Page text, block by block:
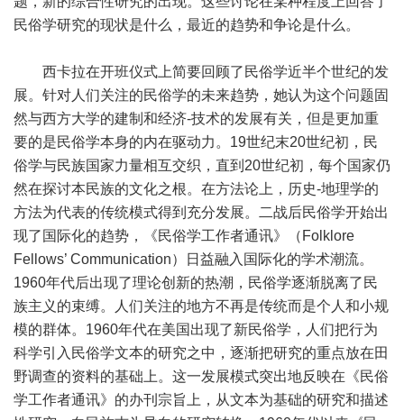
民俗学研究的现状是什么，最近的趋势和争论是什么。
西卡拉在开班仪式上简要回顾了民俗学近半个世纪的发
展。针对人们关注的民俗学的未来趋势，她认为这个问题固
然与西方大学的建制和经济-技术的发展有关，但是更加重
要的是民俗学本身的内在驱动力。19世纪末20世纪初，民
俗学与民族国家力量相互交织，直到20世纪初，每个国家仍
然在探讨本民族的文化之根。在方法论上，历史-地理学的
方法为代表的传统模式得到充分发展。二战后民俗学开始出
现了国际化的趋势，《民俗学工作者通讯》（Folklore
Fellows’ Communication）日益融入国际化的学术潮流。
1960年代后出现了理论创新的热潮，民俗学逐渐脱离了民
族主义的束缚。人们关注的地方不再是传统而是个人和小规
模的群体。1960年代在美国出现了新民俗学，人们把行为
科学引入民俗学文本的研究之中，逐渐把研究的重点放在田
野调查的资料的基础上。这一发展模式突出地反映在《民俗
学工作者通讯》的办刊宗旨上，从文本为基础的研究和描述